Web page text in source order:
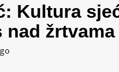
Kultura
nad